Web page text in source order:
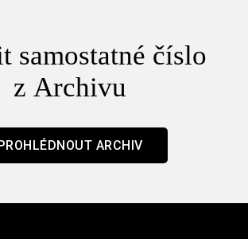
samostatné číslo
z Archivu
PROHLÉDNOUT ARCHIV